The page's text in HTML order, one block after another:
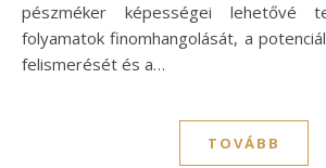
pészméker képességei lehetővé
folyamatok finomhangolását, a
felismerését és a…
TOVÁBB